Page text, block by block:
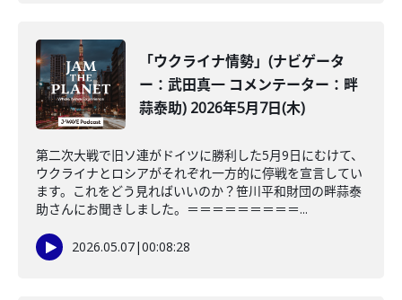
「ウクライナ情勢」(ナビゲータ
ー：武田真一 コメンテーター：畔
蒜泰助) 2026年5月7日(木)
第二次大戦で旧ソ連がドイツに勝利した5月9日にむけて、
ウクライナとロシアがそれぞれ一方的に停戦を宣言してい
ます。これをどう見ればいいのか？笹川平和財団の畔蒜泰
助さんにお聞きしました。＝＝＝＝＝＝＝＝＝...
2026.05.07|00:08:28